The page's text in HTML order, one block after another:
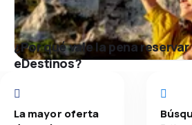
¿Por qué vale la pena
eDestinos?
La mayor oferta